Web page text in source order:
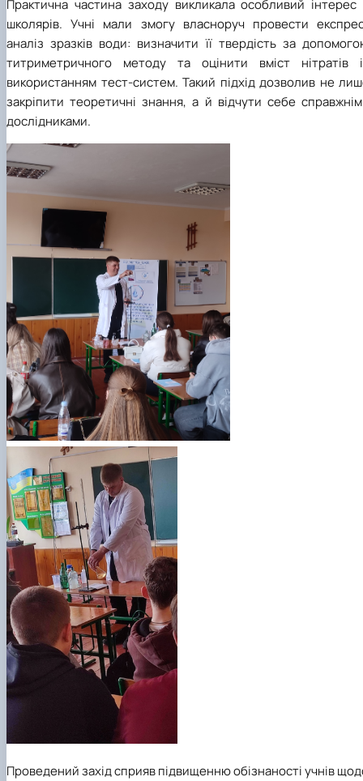
Практична частина заходу викликала особливий інтерес
школярів. Учні мали змогу власноруч провести
аналіз зразків води: визначити її твердість за
титриметричного методу та оцінити вміст нітратів
використанням тест-систем. Такий підхід дозволив не
закріпити теоретичні знання, а й відчути себе
дослідниками.
Проведений захід сприяв підвищенню обізнаності учнів